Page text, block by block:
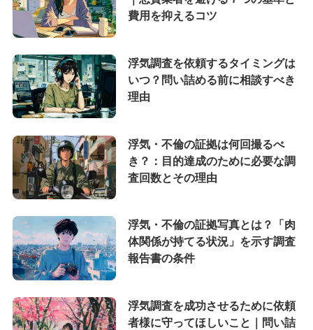
費用を抑えるコツ
浮気調査を依頼するタイミングは
いつ？問い詰める前に相談すべき
理由
浮気・不倫の証拠は何回撮るべ
き？：目的達成のために必要な調
査回数とその理由
浮気・不倫の証拠写真とは？「肉
体関係が持てる状況」を示す調査
報告書の条件
浮気調査を成功させるために依頼
者様に守ってほしいこと｜問い詰